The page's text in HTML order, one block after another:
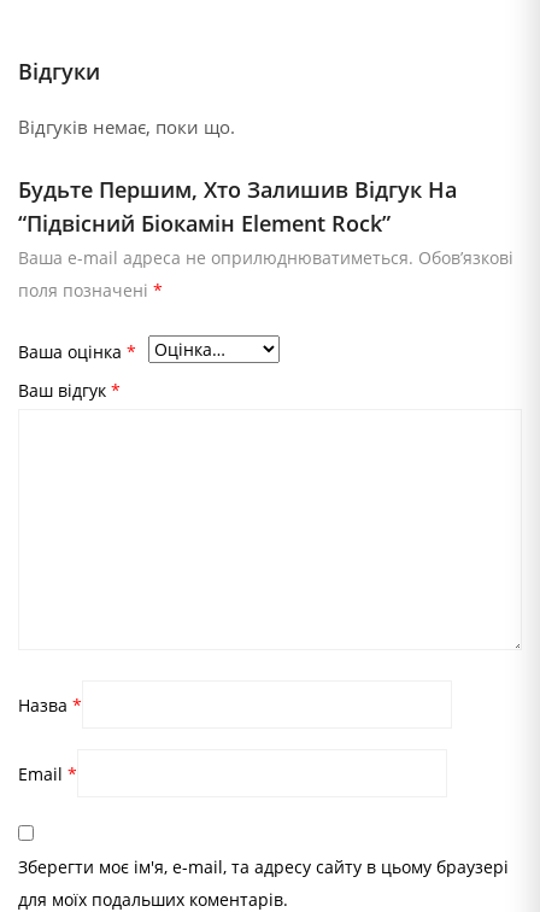
Відгуки
Відгуків немає, поки що.
Будьте Першим, Хто Залишив Відгук На
“Підвісний Біокамін Element Rock”
Ваша e-mail адреса не оприлюднюватиметься. Обов’язкові
поля позначені *
Ваша оцінка *
Ваш відгук *
Назва *
Email *
Зберегти моє ім'я, e-mail, та адресу сайту в цьому браузері
для моїх подальших коментарів.